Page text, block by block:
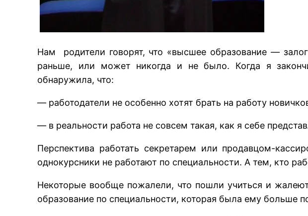
Нам родители говорят, что «высшее образование —
раньше, или может никогда и не было. Когда я
обнаружила, что:
— работодатели не особенно хотят брать на работу
— в реальности работа не совсем такая, как я себе
Перспектива работать секретарем или продавцом-
однокурсники не работают по специальности. А тем, кто
Некоторые вообще пожалели, что пошли учиться и
образование по специальности, которая была ему больше